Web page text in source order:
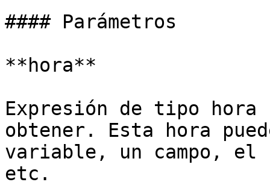
#### Parámetros
**hora**
Expresión de tipo hora
obtener. Esta hora
variable, un campo, el
etc.